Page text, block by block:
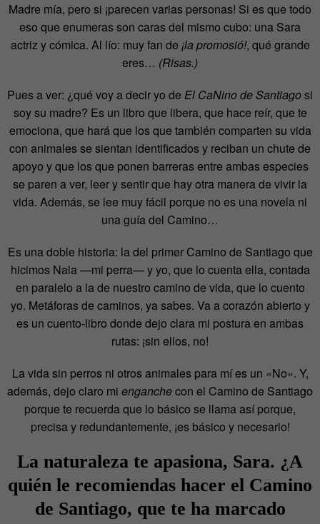
Madre mía, pero si ¡parecen varias personas! Si es que todo
eso que enumeras son caras del mismo cubo: una Sara
actriz y cómica. Al lío: muy fan de ¡la promosió!, qué grande
eres… (Risas.)
Pues a ver: ¿qué voy a decir yo de El CaNino de Santiagosi
soy su madre? Es un libro que libera, que hace reír, que te
emociona, que hará que los que también comparten su vida
con animales se sientan identificados y reciban un chute de
apoyo y que los que ponen barreras entre ambas especies
se paren a ver, leer y sentir que hay otra manera de vivir la
vida. Además, se lee muy fácil porque no es una novela ni
una guía del Camino…
Es una doble historia: la del primer Camino de Santiago que
hicimos Nala —mi perra— y yo, que lo cuenta ella, contada
en paralelo a la de nuestro camino de vida, que lo cuento
yo. Metáforas de caminos, ya sabes. Va a corazón abierto y
es un cuento-libro donde dejo clara mi postura en ambas
rutas: ¡sin ellos, no!
La vida sin perros ni otros animales para mí es un «No». Y,
además, dejo claro mi enganchecon el Camino de Santiago
porque te recuerda que lo básico se llama así porque,
precisa y redundantemente, ¡es básico y necesario!
La naturaleza te apasiona, Sara. ¿A
quién le recomiendas hacer el Camino
de Santiago, que te ha marcado